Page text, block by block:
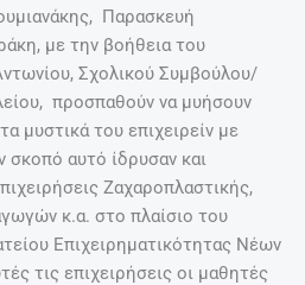
Παρασκευή
με την βοήθεια του
Σχολικού Συμβούλου/
προσπαθούν να μυήσουν
μυστικά του επιχειρείν με
σκοπό αυτό ίδρυσαν και
Ζαχαροπλαστικής,
κ.α. στο πλαίσιο του
Επιχειρηματικότητας Νέων
τις επιχειρήσεις οι μαθητές